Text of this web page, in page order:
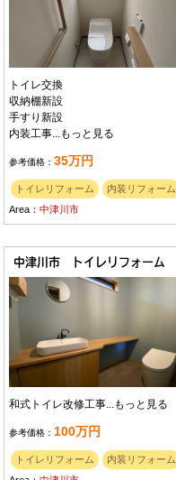
トイレ交換
収納棚新設
手すり新設
内装工事...もっと見る
参考価格：35万円
トイレリフォーム
内装リフォーム
Area：中津川市
中津川市 トイレリフォーム
和式トイレ改修工事...もっと見る
参考価格：100万円
トイレリフォーム
内装リフォーム